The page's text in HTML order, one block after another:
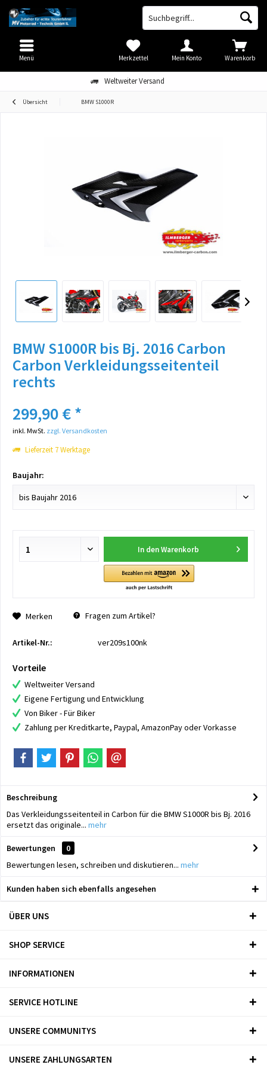
Weltweiter Versand
Warenkorb
Merkzettel Mein Konto
Menü
Übersicht BMW S1000R
BMW S1000R bis Bj. 2016 Carbon
Carbon Verkleidungsseitenteil
rechts
299,90 € *
inkl. MwSt. zzgl. Versandkosten
Lieferzeit 7 Werktage
Baujahr:
In den Warenkorb
Merken Fragen zum Artikel?
Artikel-Nr.: ver209s100nk
Vorteile
Weltweiter Versand
Eigene Fertigung und Entwicklung
Von Biker - Für Biker
Zahlung per Kreditkarte, Paypal, AmazonPay oder Vorkasse
Beschreibung
Das Verkleidungsseitenteil in Carbon für die BMW S1000R bis Bj. 2016
ersetzt das originale... mehr
Bewertungen
0
Bewertungen lesen, schreiben und diskutieren... mehr
Kunden haben sich ebenfalls angesehen
ÜBER UNS
SHOP SERVICE
INFORMATIONEN
SERVICE HOTLINE
UNSERE COMMUNITYS
UNSERE ZAHLUNGSARTEN